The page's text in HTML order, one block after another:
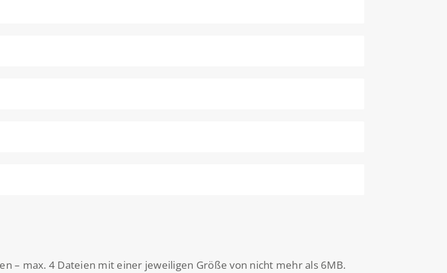
– max. 4 Dateien mit einer jeweiligen Größe von nicht mehr als 6MB.